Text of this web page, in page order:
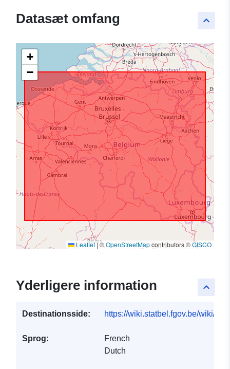
keyboard_arrow_up
Datasæt omfang
+
−
Leaflet|©OpenStreetMapcontributors ©GISCO
keyboard_arrow_up
Yderligere information
Destinationsside: https://wiki.statbel.fgov.be/wiki/
Sprog:
French
Dutch